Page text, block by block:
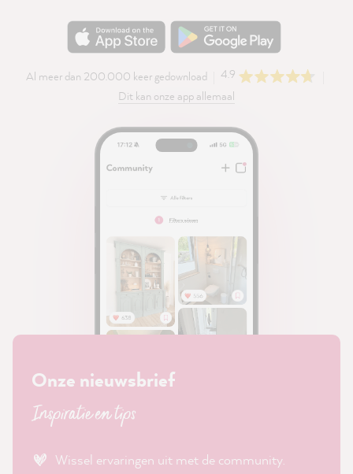
Al meer dan 200.000 keer gedownload
4.9
Dit kan onze app allemaal
Onze nieuwsbrief
Inspiratie en tips
Wissel ervaringen uit met de community.